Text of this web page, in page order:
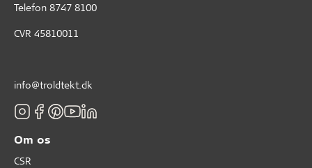
Telefon 8747 8100
CVR 45810011
info@troldtekt.dk
Om os
CSR